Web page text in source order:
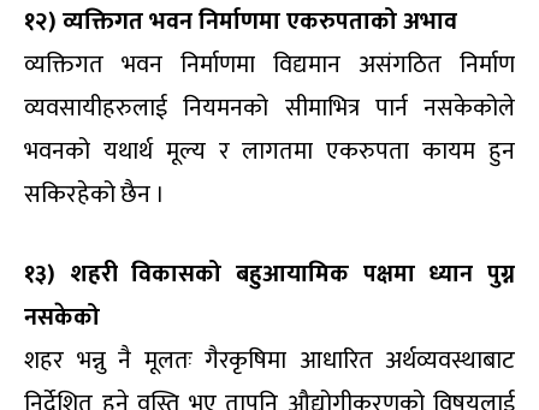
१२) व्यक्तिगत भवन निर्माणमा एकरुपताको अभाव
व्यक्तिगत भवन निर्माणमा विद्यमान असंगठित निर्माण
व्यवसायीहरुलाई नियमनको सीमाभित्र पार्न नसकेकोले
भवनको यथार्थ मूल्य र लागतमा एकरुपता कायम हुन
सकिरहेको छैन ।
१३) शहरी विकासको बहुआयामिक पक्षमा ध्यान पुग्न
नसकेको
शहर भन्नु नै मूलतः गैरकृषिमा आधारित अर्थव्यवस्थाबाट